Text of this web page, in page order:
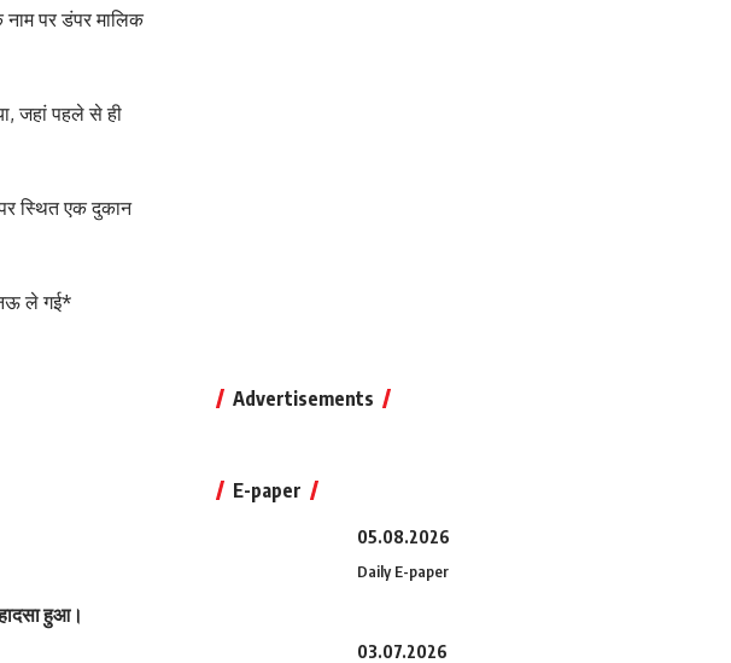
नाम पर डंपर मालिक
जहां पहले से ही
पर स्थित एक दुकान
ले गई*
हुआ।
Advertisements
E-paper
05.08.2026
Daily E-paper
03.07.2026